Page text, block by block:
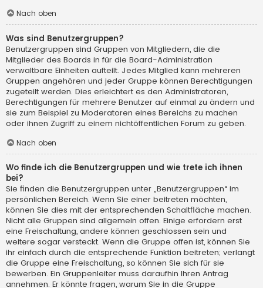
Nach oben
Was sind Benutzergruppen?
Benutzergruppen sind Gruppen von Mitgliedern, die die
Mitglieder des Boards in für die Board-Administration
verwaltbare Einheiten aufteilt. Jedes Mitglied kann mehreren
Gruppen angehören und jeder Gruppe können Berechtigungen
zugeteilt werden. Dies erleichtert es den Administratoren,
Berechtigungen für mehrere Benutzer auf einmal zu ändern und
sie zum Beispiel zu Moderatoren eines Bereichs zu machen
oder ihnen Zugriff zu einem nichtöffentlichen Forum zu geben.
Nach oben
Wo finde ich die Benutzergruppen und wie trete ich ihnen
bei?
Sie finden die Benutzergruppen unter „Benutzergruppen“ im
persönlichen Bereich. Wenn Sie einer beitreten möchten,
können Sie dies mit der entsprechenden Schaltfläche machen.
Nicht alle Gruppen sind allgemein offen. Einige erfordern erst
eine Freischaltung, andere können geschlossen sein und
weitere sogar versteckt. Wenn die Gruppe offen ist, können Sie
ihr einfach durch die entsprechende Funktion beitreten; verlangt
die Gruppe eine Freischaltung, so können Sie sich für sie
bewerben. Ein Gruppenleiter muss daraufhin Ihren Antrag
annehmen. Er könnte fragen, warum Sie in die Gruppe